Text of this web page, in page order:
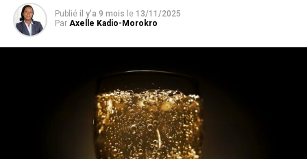
Publié il y'a 9 mois le 13/11/2025
Par Axelle Kadio-Morokro